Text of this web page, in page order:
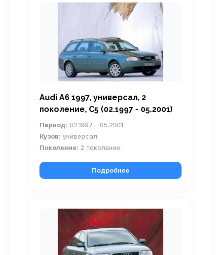
Audi A6 1997, универсал, 2
поколение, С5 (02.1997 - 05.2001)
Период: 02.1997 - 05.2001
Кузов: универсал
Поколение: 2 поколение
Подробнее